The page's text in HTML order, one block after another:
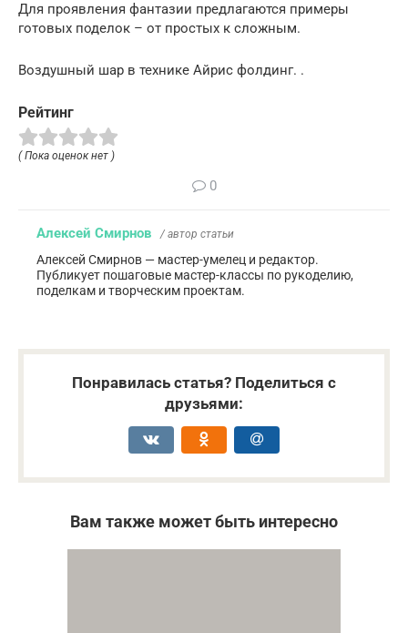
Для проявления фантазии предлагаются примеры
готовых поделок – от простых к сложным.
Воздушный шар в технике Айрис фолдинг. .
Рейтинг
( Пока оценок нет )
0
Алексей Смирнов / автор статьи
Алексей Смирнов — мастер-умелец и редактор.
Публикует пошаговые мастер-классы по рукоделию,
поделкам и творческим проектам.
Понравилась статья? Поделиться с
друзьями:
Вам также может быть интересно